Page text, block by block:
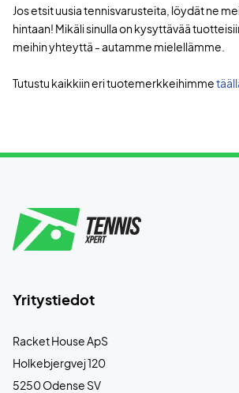
Jos etsit uusia tennisvarusteita, löydät ne
hintaan! Mikäli sinulla on kysyttävää
meihin yhteyttä - autamme mielellämme.
Tutustu kaikkiin eri tuotemerkkeihimme
Yritystiedot
Racket House ApS
Holkebjergvej 120
5250 Odense SV